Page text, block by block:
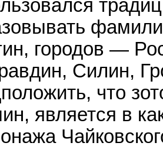
городов —
Силин,
что
является в